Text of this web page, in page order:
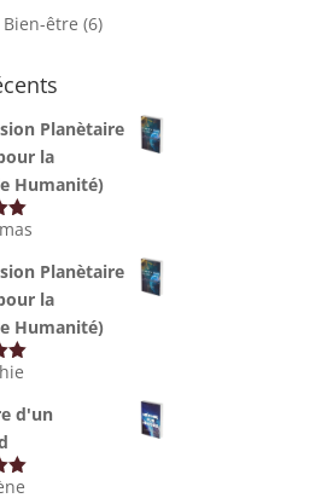
être (6)
Planètaire
la
Humanité)
Planètaire
la
Humanité)
d'un